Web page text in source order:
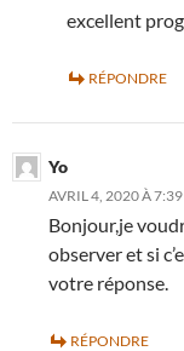
excellent
RÉPONDRE
Yo
AVRIL 4, 2020 À
Bonjour,je
observer et si
votre réponse.
RÉPONDRE